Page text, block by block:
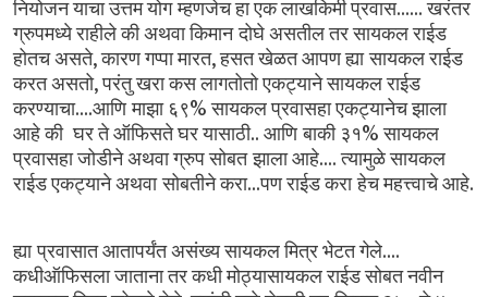
नियोजन याचा उत्तम योग म्हणजेच हा एक लाखकिमी प्रवास......खरंतर
ग्रुपमध्ये राहीले की अथवा किमान दोघे असतील तर सायकल राईड
होतच असते,कारण गप्पा मारत,हसत खेळत आपण ह्या सायकल राईड
करत असतो,परंतु खरा कस लागतोतो एकट्याने सायकल राईड
करण्याचा....आणि माझा ६९%सायकल प्रवासहा एकट्यानेच झाला
आहे की घर ते ऑफिसते घर यासाठी.. आणि बाकी ३१%सायकल
प्रवासहा जोडीने अथवा ग्रुप सोबत झाला आहे....त्यामुळे सायकल
राईड एकट्याने अथवा सोबतीने करा...पण राईड करा हेच महत्त्वाचे आहे.
ह्या प्रवासात आतापर्यंत असंख्य सायकल मित्र भेटत गेले....
कधीऑफिसला जाताना तर कधी मोठ्यासायकल राईड सोबत नवीन